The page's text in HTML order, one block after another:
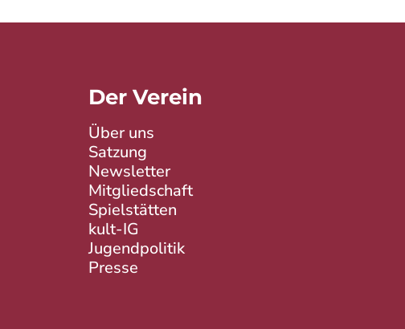
Der Verein
Über uns
Satzung
Newsletter
Mitgliedschaft
Spielstätten
kult-IG
Jugendpolitik
Presse